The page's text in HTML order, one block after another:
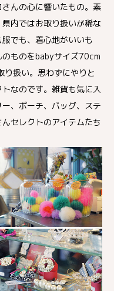
んの心に響いたもの。素
内ではお取り扱いが稀な
でも、着心地がいいも
ものをbabyサイズ70cm
扱い。思わずにやりと
なのです。雑貨も気に入
、ポーチ、バッグ、ステ
セレクトのアイテムたち